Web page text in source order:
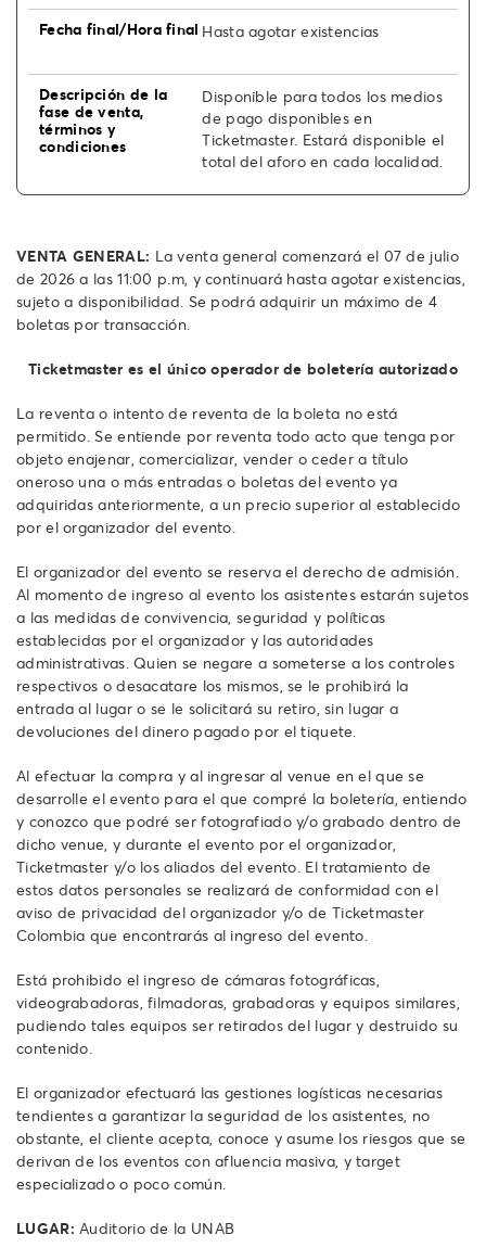
Hasta agotar existencias
Disponible para todos los medios
de pago disponibles en
Ticketmaster. Estará disponible el
total del aforo en cada localidad.
VENTA GENERAL: La venta general comenzará el 07 de julio
de 2026 a las 11:00 p.m, y continuará hasta agotar existencias,
sujeto a disponibilidad. Se podrá adquirir un máximo de 4
boletas por transacción.
Ticketmaster es el único operador de boletería autorizado
La reventa o intento de reventa de la boleta no está
permitido. Se entiende por reventa todo acto que tenga por
objeto enajenar, comercializar, vender o ceder a título
oneroso una o más entradas o boletas del evento ya
adquiridas anteriormente, a un precio superior al establecido
por el organizador del evento.
El organizador del evento se reserva el derecho de admisión.
Al momento de ingreso al evento los asistentes estarán sujetos
a las medidas de convivencia, seguridad y políticas
establecidas por el organizador y las autoridades
administrativas. Quien se negare a someterse a los controles
respectivos o desacatare los mismos, se le prohibirá la
entrada al lugar o se le solicitará su retiro, sin lugar a
devoluciones del dinero pagado por el tiquete.
Al efectuar la compra y al ingresar al venue en el que se
desarrolle el evento para el que compré la boletería, entiendo
y conozco que podré ser fotografiado y/o grabado dentro de
dicho venue, y durante el evento por el organizador,
Ticketmaster y/o los aliados del evento. El tratamiento de
estos datos personales se realizará de conformidad con el
aviso de privacidad del organizador y/o de Ticketmaster
Colombia que encontrarás al ingreso del evento.
Está prohibido el ingreso de cámaras fotográficas,
videograbadoras, filmadoras, grabadoras y equipos similares,
pudiendo tales equipos ser retirados del lugar y destruido su
contenido.
El organizador efectuará las gestiones logísticas necesarias
tendientes a garantizar la seguridad de los asistentes, no
obstante, el cliente acepta, conoce y asume los riesgos que se
derivan de los eventos con afluencia masiva, y target
especializado o poco común.
LUGAR: Auditorio de la UNAB